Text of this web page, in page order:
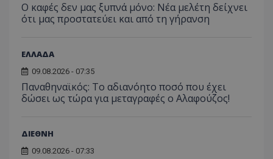
Ο καφές δεν μας ξυπνά μόνο: Νέα μελέτη δείχνει
ότι μας προστατεύει και από τη γήρανση
ΕΛΛΑΔΑ
09.08.2026 - 07:35
Παναθηναϊκός: Το αδιανόητο ποσό που έχει
δώσει ως τώρα για μεταγραφές ο Αλαφούζος!
ΔΙΕΘΝΗ
09.08.2026 - 07:33